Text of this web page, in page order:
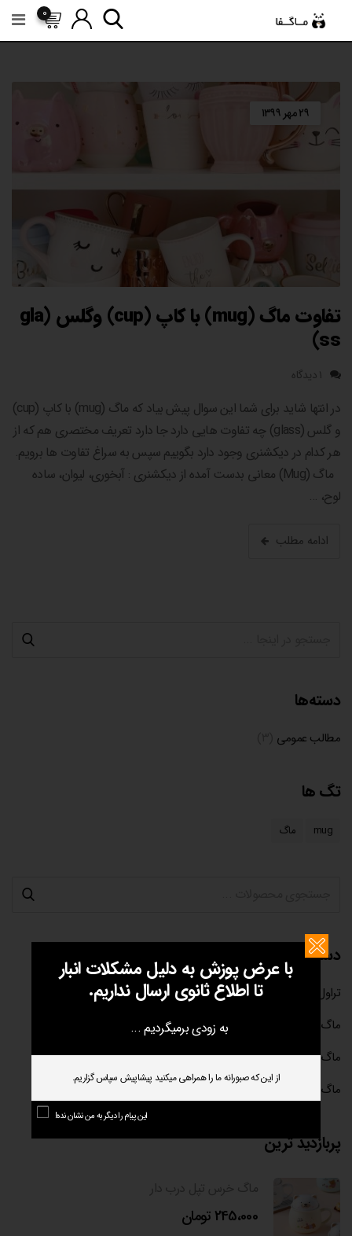
0
۲۹ مهر ۱۳۹۹
تفاوت ماگ (mug) با کاپ (cup) وگلس (gla
ss)
۱ دیدگاه
در انتها شاید برای شما این سوال پیش بیاد که ماگ (mug) با کاپ (cup)
و گلس (glass) چه تفاوت هایی دارد جا دارد تعریف مختصری هم که از
هر کدام در دیکشنری وجود دارد بگوییم سپس به سراغ تفاوت ها برویم.
ماگ (Mug) معانی بدست آمده از دیکشنری : آبخوری، لیوان، ساده
لوح، …
ادامه مطلب
دسته‌ها
مطالب عمومی
تگ ها
mug ماگ
دسته بندی ها
تراول ماگ
ماگ دو جداره
ماگ شیشه ای(۲)
ماگ فانتزی
پربازدید ترین
245،000 تومان
با عرض پوزش به دلیل مشکلات انبار
تا اطلاع ثانوی ارسال نداریم.
به زودی برمیگردیم ...
از این که صبورانه ما را همراهی میکنید پیشاپیش سپاس گزاریم.
این پیام را دیگر به من نشان نده!